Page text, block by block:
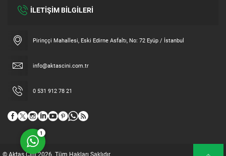
İLETİŞİM BİLGİLERİ
Pirinççi Mahallesi, Eski Edirne Asfaltı, No: 72 Eyüp / İstanbul
info@aktascini.com.tr
0 531 912 78 21
© Aktaş Çini 2026. Tüm Hakları Saklıdır.
1